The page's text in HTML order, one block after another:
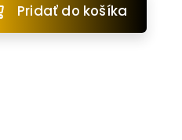
Pridať do košíka